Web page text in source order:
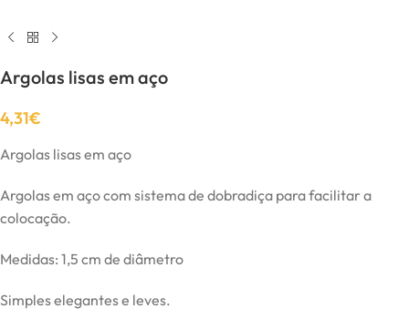
Argolas lisas em aço
4,31€
Argolas lisas em aço
Argolas em aço com sistema de dobradiça para facilitar a
colocação.
Medidas: 1,5 cm de diâmetro
Simples elegantes e leves.